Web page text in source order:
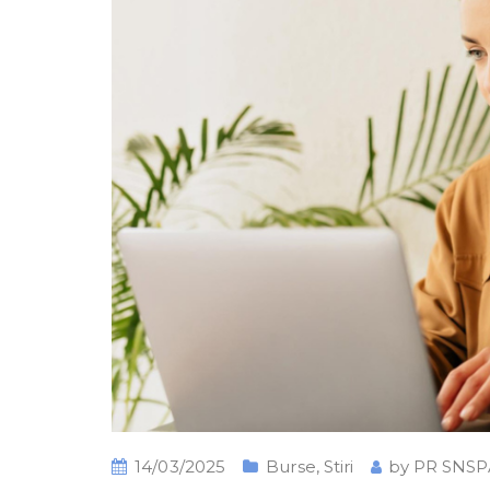
14/03/2025 Burse, Stiri by PR